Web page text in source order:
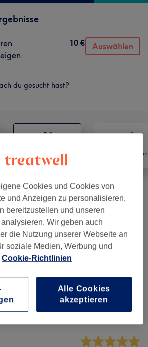
10 € Auswählen
du gesucht hast?
(6) ab 10 €
81 Bewertungen
Cookies und Cookies von
und Anzeigen zu personalisieren,
bereitzustellen und unseren
Wir geben auch
die Nutzung unserer Webseite an
soziale Medien, Werbung und
Cookie-Richtlinien
Alle Cookies
akzeptieren